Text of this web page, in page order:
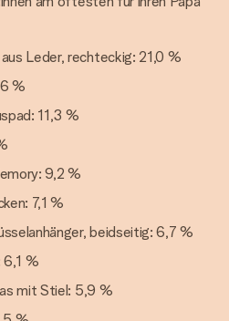
Leder, rechteckig: 21,0 %
%
11,3 %
9,2 %
7,1 %
beidseitig: 6,7 %
6,1 %
mit Stiel: 5,9 %